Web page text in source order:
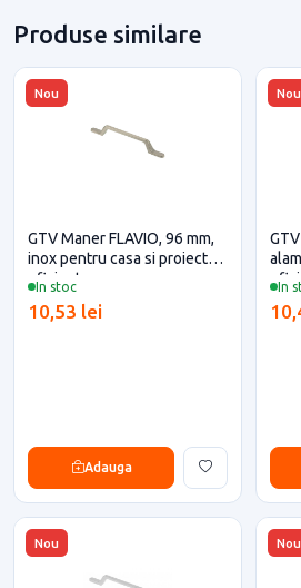
Produse similare
Nou
In stoc
GTV Maner FLAVIO, 96 mm,
inox pentru casa si proiecte
eficiente
10,53 lei
Adauga
Nou
In
Nou Nou